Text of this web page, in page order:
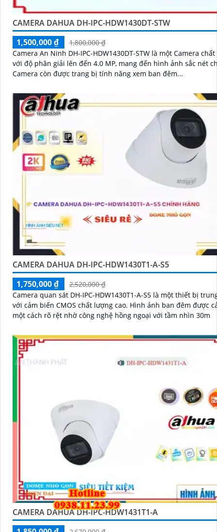
CAMERA DAHUA DH-IPC-HDW1430DT-STW
1,500,000 ₫
1,800,000 ₫
Camera An Ninh DH-IPC-HDW1430DT-STW là một Camera
với độ phân giải lên đến 4.0 MP, mang đến hình ảnh sắc nét
Camera còn được trang bị tính năng xem ban đêm...
CAMERA DAHUA DH-IPC-HDW1430T1-A-S5
1,750,000 ₫
2,520,000 ₫
Camera quan sát DH-IPC-HDW1430T1-A-S5 là một thiết bị
với cảm biến CMOS chất lượng cao. Hình ảnh ban đêm được cải thiện
một cách rõ rệt nhờ công nghệ hồng ngoại với tầm nhìn 30m
CAMERA DAHUA DH-IPC-HDW1431T1-A